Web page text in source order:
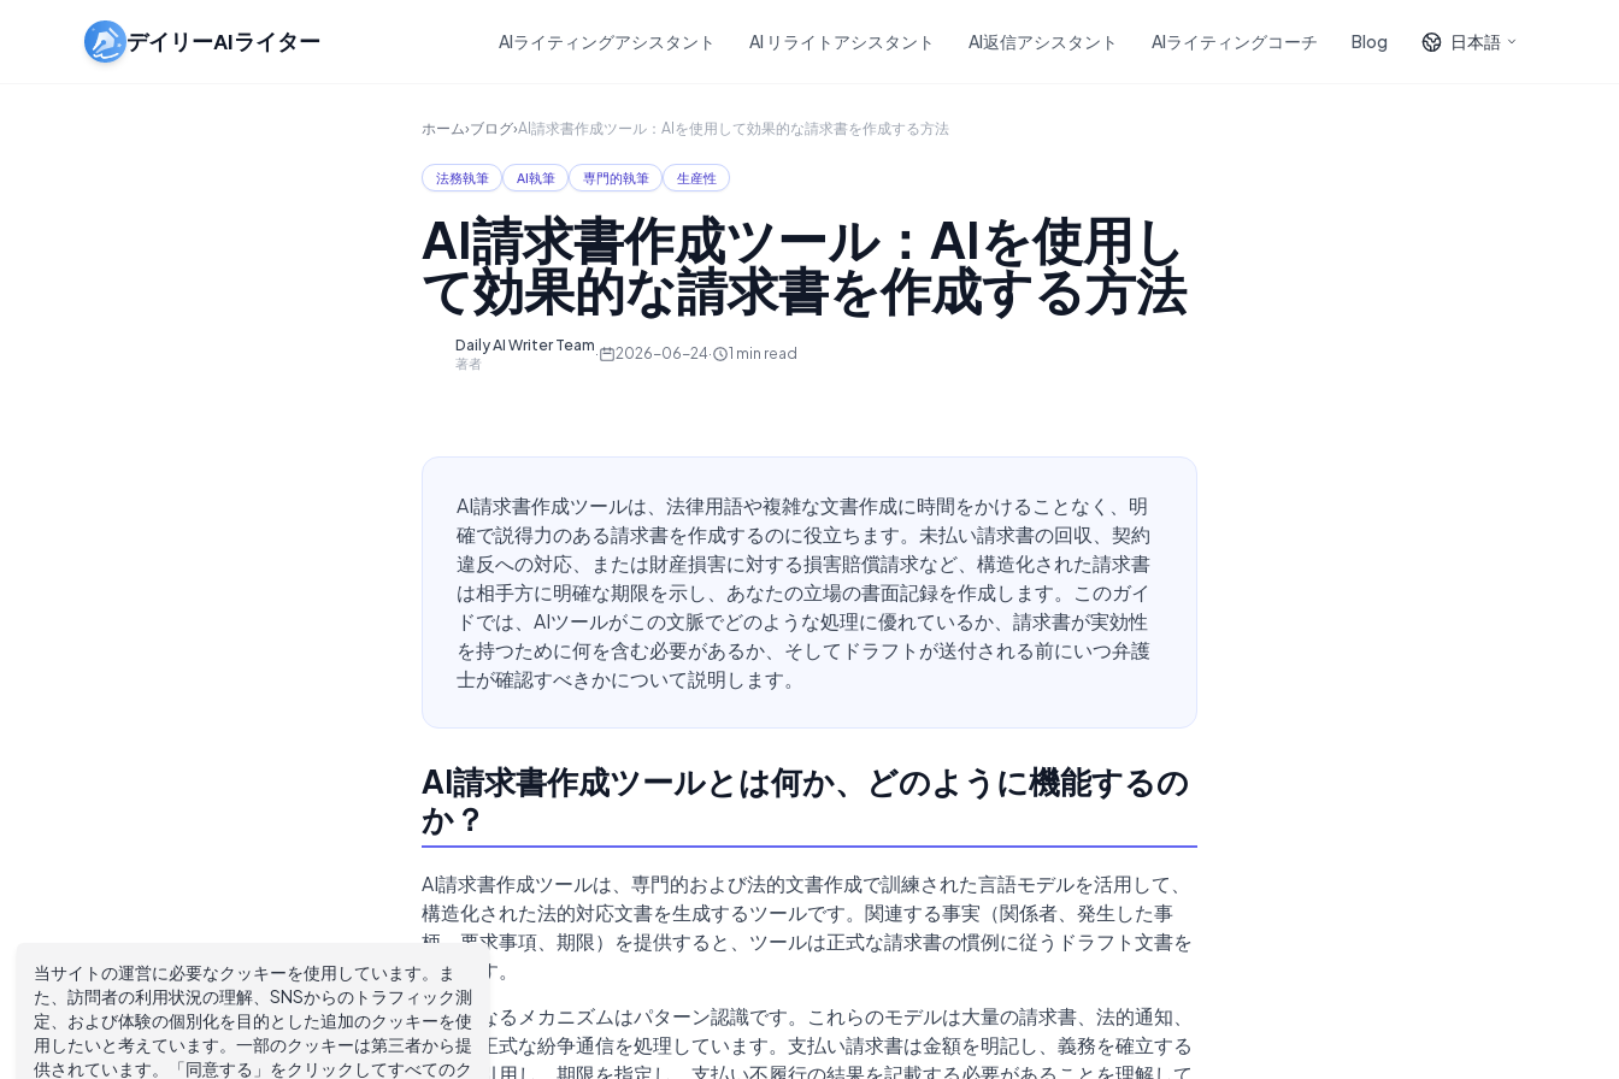
デイリーAIライター AIライティングアシスタント AI リライトアシスタント AI返信アシスタント AIライティングコーチ Blog 日本語
ホーム›ブログ›AI請求書作成ツール：AIを使用して効果的な請求書を作成する方法
法務執筆 AI執筆 専門的執筆 生産性
AI請求書作成ツール：AIを使用し
て効果的な請求書を作成する方法
Daily AI Writer Team
著者
· 2026-06-24· 1 min read
AI請求書作成ツールは、法律用語や複雑な文書作成に時間をかけることなく、明
確で説得力のある請求書を作成するのに役立ちます。未払い請求書の回収、契約
違反への対応、または財産損害に対する損害賠償請求など、構造化された請求書
は相手方に明確な期限を示し、あなたの立場の書面記録を作成します。このガイ
ドでは、AIツールがこの文脈でどのような処理に優れているか、請求書が実効性
を持つために何を含む必要があるか、そしてドラフトが送付される前にいつ弁護
士が確認すべきかについて説明します。
AI請求書作成ツールとは何か、どのように機能するの
か？
AI請求書作成ツールは、専門的および法的文書作成で訓練された言語モデルを活用して、
構造化された法的対応文書を生成するツールです。関連する事実（関係者、発生した事
柄、要求事項、期限）を提供すると、ツールは正式な請求書の慣例に従うドラフト文書を
返します。
基礎となるメカニズムはパターン認識です。これらのモデルは大量の請求書、法的通知、
および正式な紛争通信を処理しています。支払い請求書は金額を明記し、義務を確立する
契約を引用し、期限を指定し、支払い不履行の結果を記載する必要があることを理解して
当サイトの運営に必要なクッキーを使用しています。ま
た、訪問者の利用状況の理解、SNSからのトラフィック測
定、および体験の個別化を目的とした追加のクッキーを使
用したいと考えています。一部のクッキーは第三者から提
供されています。「同意する」をクリックしてすべてのク